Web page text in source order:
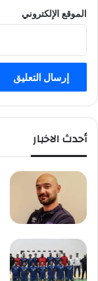
الموقع الإلكتروني
أحدث الاخبار